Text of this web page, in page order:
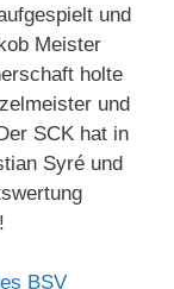
und
Meister
holte
und
SCK hat in
Syré und
BSV